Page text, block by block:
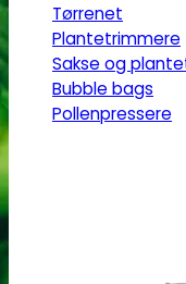
Tørrenet
Plantetrimmere
Sakse og
Bubble bags
Pollenpressere